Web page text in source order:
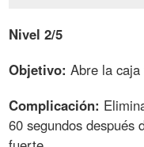
Nivel 2/5
Objetivo: Abre la
Complicación:
60 segundos después